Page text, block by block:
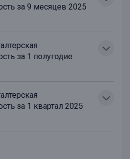
за 9 месяцев 2025
за 1 полугодие
за 1 квартал 2025